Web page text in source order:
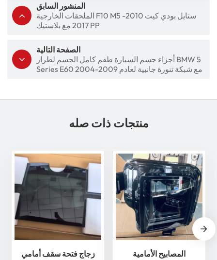
المنشور السابق
الملحقات الخارجية F10 M5 ستايل بودي كيت 2010-
2017 مع بلاستيك PP
الصفحة التالية
أجزاء جسم السيارة طقم كامل الجسم لطراز BMW 5
Series E60 2004-2009 مع شبكة تنورة جانبية لعادم
منتجات ذات صله
زجاج فتحة سقف أمامي
المصابيح الأمامية